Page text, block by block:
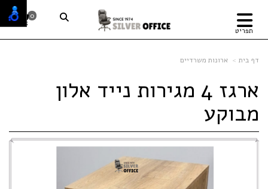
תפריט
0
דף בית ארונות משרדיים
ארגז 4 מגירות נייד אלון
מבוקע